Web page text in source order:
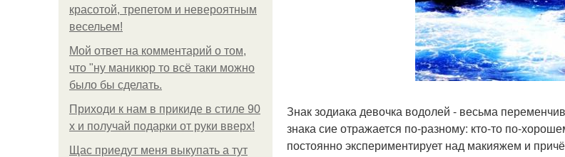
красотой, трепетом и невероятным
весельем!
Мой ответ на комментарий о том,
что "ну маникюр то всё таки можно
было бы сделать.
Приходи к нам в прикиде в стиле 90
х и получай подарки от руки вверх!
Щас приедут меня выкупать а тут
Знак зодиака девочка водолей - весьма
знака сие отражается по-разному: кто-то по-
постоянно экспериментирует над макияжем и